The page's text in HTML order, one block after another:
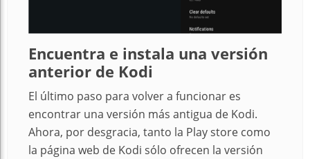
Encuentra e instala una versión
anterior de Kodi
El último paso para volver a funcionar es
encontrar una versión más antigua de Kodi.
Ahora, por desgracia, tanto la Play store como
la página web de Kodi sólo ofrecen la versión